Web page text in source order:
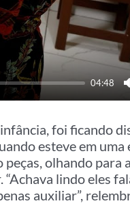
04:48
foi ficando
esteve em uma
olhando para
lindo eles
auxiliar”,